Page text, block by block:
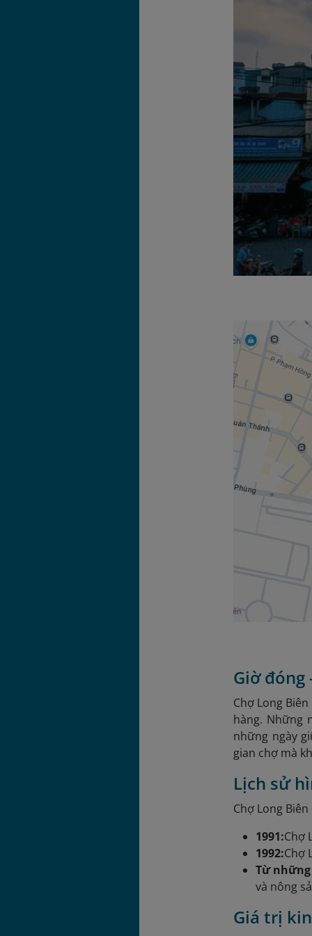
Giờ đóng
Chợ Long
hàng. Những
những ngày
gian chợ mà
Lịch sử
Chợ Long
1991:Chợ
1992:Chợ
Từ
và nông
Giá trị